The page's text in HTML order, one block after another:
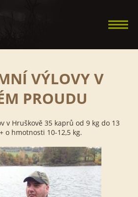
Úvod
Aktuality
Revír
provozní doba
Pravidla lovu
VÝLOVY V
PROUDU
v Hruškově 35 kaprů od 9 kg do 13
o hmotnosti 10-12,5 kg.